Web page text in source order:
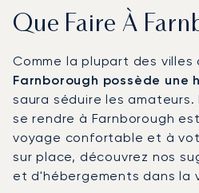
Que Faire À
Comme la plupart des villes
Farnborough possède une
saura séduire les
se rendre à Farnborough
voyage confortable et à
sur place, découvrez nos
et d'hébergements dans la